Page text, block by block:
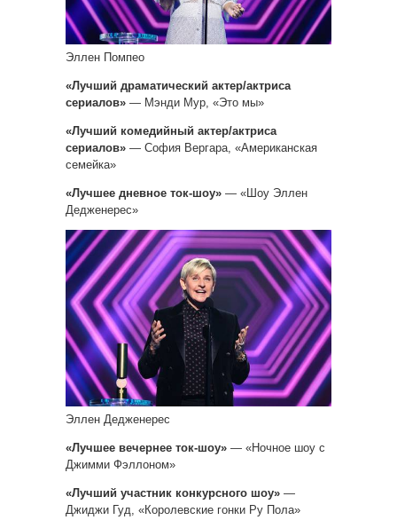
Эллен Помпео
«Лучший драматический актер/актриса
сериалов» — Мэнди Мур, «Это мы»
«Лучший комедийный актер/актриса
сериалов» — София Вергара, «Американская
семейка»
«Лучшее дневное ток-шоу» — «Шоу Эллен
Дедженерес»
Эллен Дедженерес
«Лучшее вечернее ток-шоу» — «Ночное шоу с
Джимми Фэллоном»
«Лучший участник конкурсного шоу» —
Джиджи Гуд, «Королевские гонки Ру Пола»